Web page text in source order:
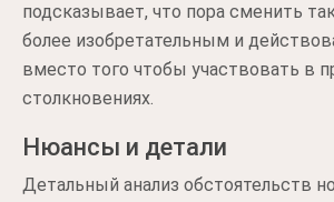
подсказывает, что пора сменить
более изобретательным и
вместо того чтобы участвовать в
столкновениях.
Нюансы и детали
Детальный анализ обстоятельств